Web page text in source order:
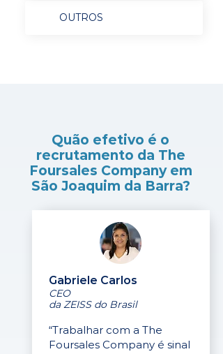
OUTROS
Quão efetivo é o
recrutamento da The
Foursales Company em
São Joaquim da Barra?
Gabriele Carlos
CEO
da ZEISS do Brasil
“Trabalhar com a The
Foursales Company é sinal